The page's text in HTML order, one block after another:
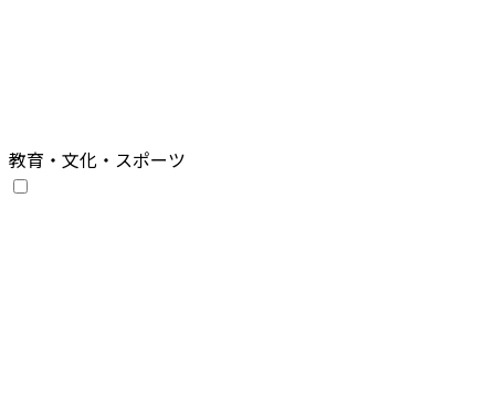
教育・文化・スポーツ